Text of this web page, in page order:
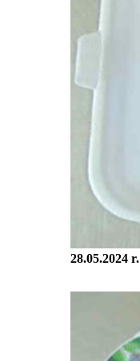
28.05.2024 r.